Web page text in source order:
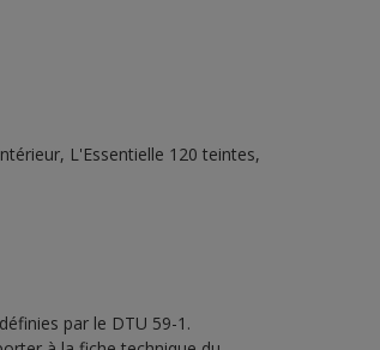
L'Essentielle 120 teintes,
par le DTU 59-1.